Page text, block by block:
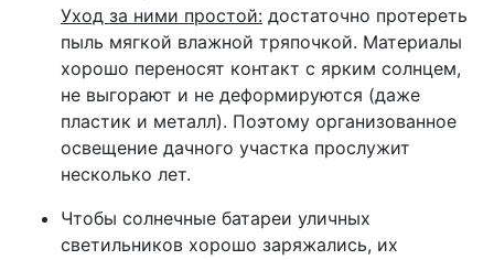
Уход за ними простой: достаточно протереть
пыль мягкой влажной тряпочкой. Материалы
хорошо переносят контакт с ярким солнцем,
не выгорают и не деформируются (даже
пластик и металл). Поэтому организованное
освещение дачного участка прослужит
несколько лет.
Чтобы солнечные батареи уличных
светильников хорошо заряжались, их